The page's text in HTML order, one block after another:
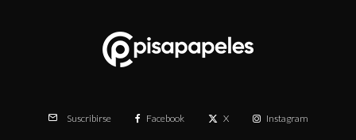
Suscribirse Facebook X Instagram